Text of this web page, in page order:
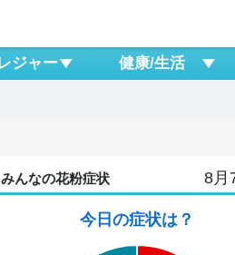
ジャー 健康/生活
みんなの花粉症状 8月
今日の症状は？